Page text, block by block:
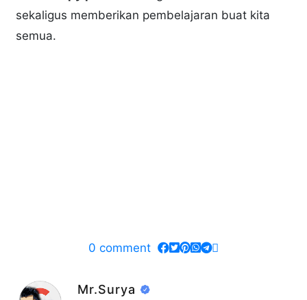
sekaligus memberikan pembelajaran buat kita
semua.
0 comment
Mr.Surya